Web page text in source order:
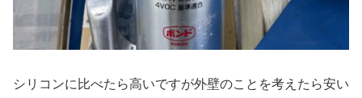
シリコンに比べたら高いですが外壁のことを考えたら安い